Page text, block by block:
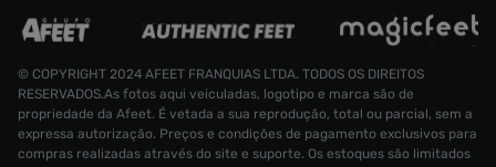
© COPYRIGHT 2024 AFEET FRANQUIAS LTDA. TODOS OS DIREITOS
RESERVADOS.As fotos aqui veiculadas, logotipo e marca são de
propriedade da Afeet. É vetada a sua reprodução, total ou parcial, sem a
expressa autorização. Preços e condições de pagamento exclusivos para
compras realizadas através do site e suporte. Os estoques são limitados